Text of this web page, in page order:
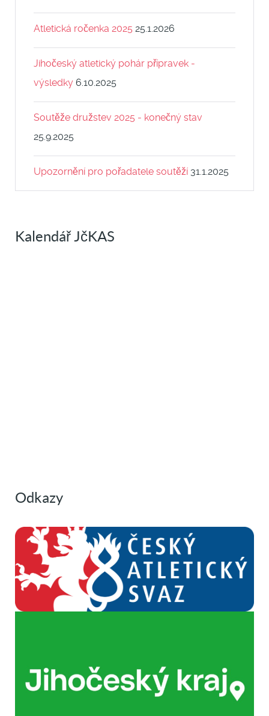
Atletická ročenka 2025 25.1.2026
Jihočeský atletický pohár přípravek -
výsledky 6.10.2025
Soutěže družstev 2025 - konečný stav
25.9.2025
Upozornění pro pořadatele soutěží 31.1.2025
Kalendář JčKAS
Odkazy